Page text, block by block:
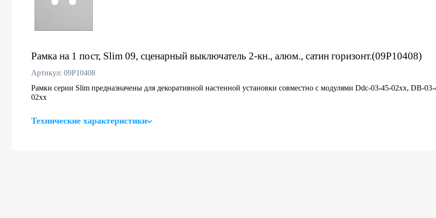
Рамка на 1 пост, Slim 09, сценарный выключатель 2-кн., алюм., сатин горизонт.(09P10408)
Артикул: 09P10408
Рамки серии Slim предназначены для декоративной настенной установки совместно с модулями Ddc-03-45-02хх, DB-03-
02хх
Технические характеристики